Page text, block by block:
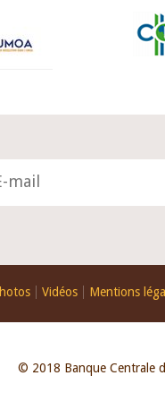
Vidéos Mentions
© 2018 Banque Centrale